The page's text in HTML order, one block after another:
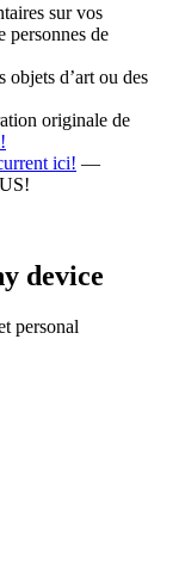
sur vos
personnes de
objets d’art ou des
originale de
ici! —
device
personal